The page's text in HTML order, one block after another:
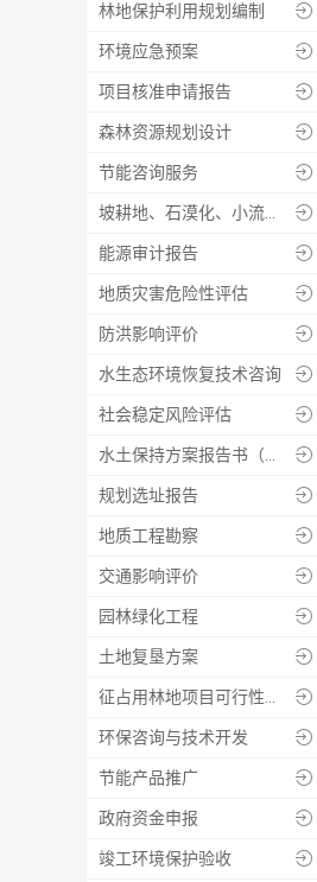
林地保护利用规划编制 
环境应急预案 
项目核准申请报告 
森林资源规划设计 
节能咨询服务 

能源审计报告 
地质灾害危险性评估 
防洪影响评价 
水生态环境恢复技术咨询 
社会稳定风险评估 

规划选址报告 
地质工程勘察 
交通影响评价 
园林绿化工程 
土地复垦方案 

环保咨询与技术开发 
节能产品推广 
政府资金申报 
竣工环境保护验收 